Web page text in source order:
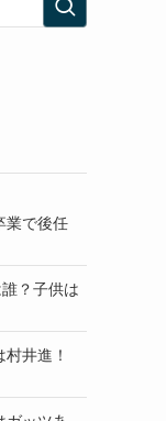
業で後任
？子供は
井進！